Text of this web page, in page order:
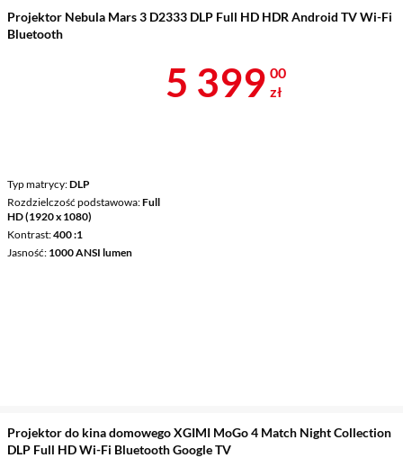
Projektor Nebula Mars 3 D2333 DLP Full HD HDR Android TV Wi-Fi
Bluetooth
Typ matrycy DLP
Rozdzielczość podstawowa Full
HD (1920 x 1080)
Kontrast 400 :1
Jasność 1000 ANSI lumen
Cena 5 399 zł
5 399 00
zł
Projektor do kina domowego XGIMI MoGo 4 Match Night Collection
DLP Full HD Wi-Fi Bluetooth Google TV